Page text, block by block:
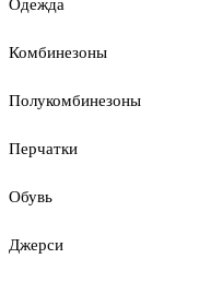
Одежда
Комбинезоны
Полукомбинезоны
Перчатки
Обувь
Джерси